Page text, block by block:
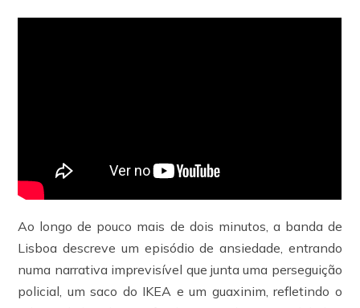
Ao longo de pouco mais de dois minutos, a banda de
Lisboa descreve um episódio de ansiedade, entrando
numa narrativa imprevisível que junta uma perseguição
policial, um saco do IKEA e um guaxinim, refletindo o